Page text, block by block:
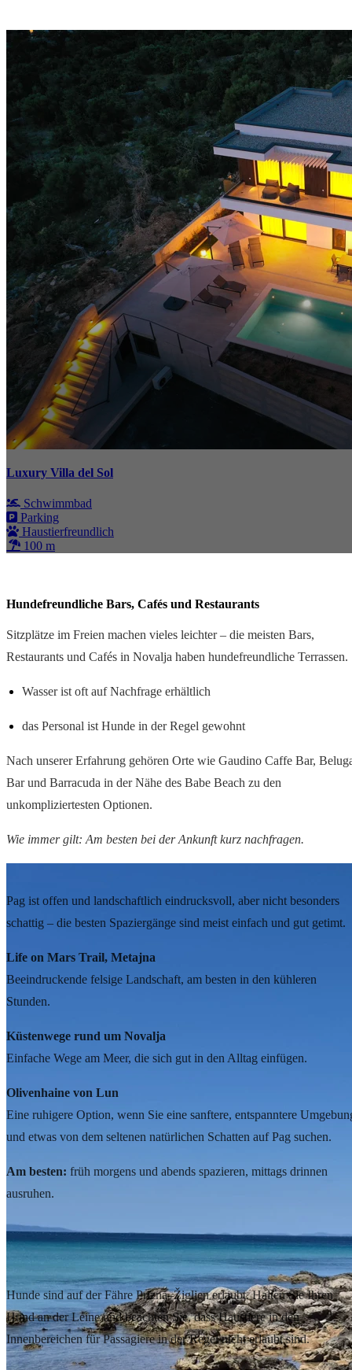
Luxury Villa del Sol
Schwimmbad
Parking
Haustierfreundlich
100 m
Hundefreundliche Bars, Cafés und Restaurants
Sitzplätze im Freien machen vieles leichter – die meisten Bars,
Restaurants und Cafés in Novalja haben hundefreundliche Terrassen.
Wasser ist oft auf Nachfrage erhältlich
das Personal ist Hunde in der Regel gewohnt
Nach unserer Erfahrung gehören Orte wie Gaudino Caffe Bar,
Bar und Barracuda in der Nähe des Babe Beach zu den
unkompliziertesten Optionen.
Wie immer gilt: Am besten bei der Ankunft kurz nachfragen.
Pag ist offen und landschaftlich eindrucksvoll, aber nicht besonders
schattig – die besten Spaziergänge sind meist einfach und gut getimt.
Life on Mars Trail, Metajna
Beeindruckende felsige Landschaft, am besten in den kühleren
Stunden.
Küstenwege rund um Novalja
Einfache Wege am Meer, die sich gut in den Alltag einfügen.
Olivenhaine von Lun
Eine ruhigere Option, wenn Sie eine sanftere, entspanntere
und etwas von dem seltenen natürlichen Schatten auf Pag suchen.
Am besten: früh morgens und abends spazieren, mittags drinnen
ausruhen.
Praktische Tipps für die Reise nach Novalja mit Hund
Anreise nach Pag
Hunde sind auf der Fähre Prizna–Žigljen erlaubt. Halten Sie Ihren
Hund an der Leine und beachten Sie, dass Haustiere in den
Innenbereichen für Passagiere in der Regel nicht erlaubt sind.